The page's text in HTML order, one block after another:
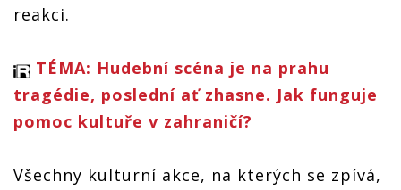
reakci.
TÉMA: Hudební scéna je na prahu
tragédie, poslední ať zhasne. Jak funguje
pomoc kultuře v zahraničí?
Všechny kulturní akce, na kterých se zpívá,